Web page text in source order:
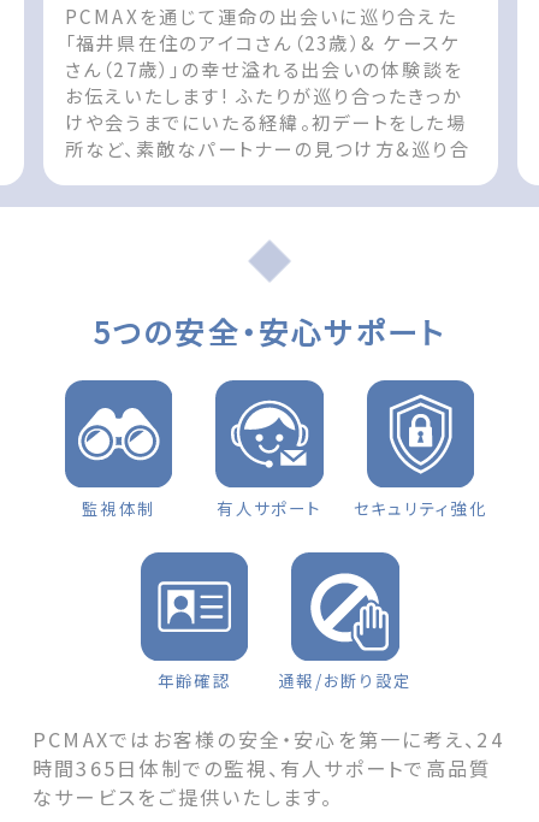
PCMAXを通じて運命の出会いに巡り合えた
「福井県在住のアイコさん（23歳）& ケースケ
さん（27歳）」の幸せ溢れる出会いの体験談を
お伝えいたします! ふたりが巡り合ったきっか
けや会うまでにいたる経緯。初デートをした場
所など、素敵なパートナーの見つけ方&巡り合
post 出会いの体験談 福井県 女性（23歳）
appeared on 出会いマッチングサイト
5つの安全・安心サポート
監視体制 有人サポート セキュリティ強化
年齢確認 通報/お断り設定
PCMAXではお客様の安全・安心を第一に考え、24
時間365日体制での監視、有人サポートで高品質
なサービスをご提供いたします。